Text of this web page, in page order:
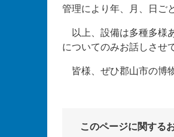
管理により年、月、日ご
以上、設備は多種多様
についてのみお話しさせ
皆様、ぜひ郡山市の博
このページに関する